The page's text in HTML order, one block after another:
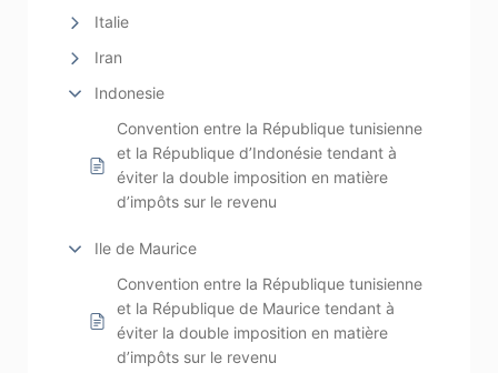
Italie
Iran
Indonesie
Convention entre la République tunisienne
et la République d’Indonésie tendant à
éviter la double imposition en matière
d’impôts sur le revenu
Ile de Maurice
Convention entre la République tunisienne
et la République de Maurice tendant à
éviter la double imposition en matière
d’impôts sur le revenu